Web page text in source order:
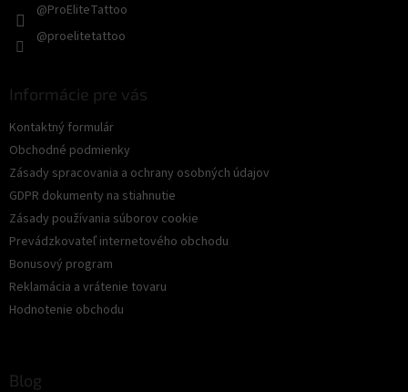
@ProEliteTattoo
@proelitetattoo
Informácie pre vás
Kontaktný formulár
Obchodné podmienky
Zásady spracovania a ochrany osobných údajov
GDPR dokumenty na stiahnutie
Zásady používania súborov cookie
Prevádzkovateľ internetového obchodu
Bonusový program
Reklamácia a vrátenie tovaru
Hodnotenie obchodu
Blog